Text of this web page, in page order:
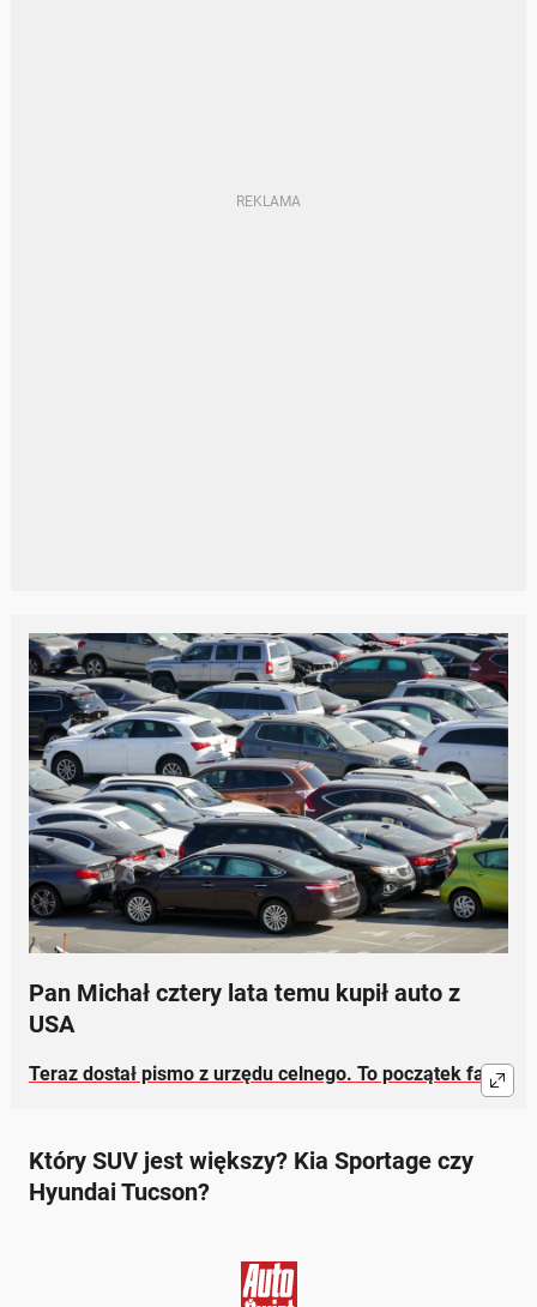
Pan Michał cztery lata temu kupił auto z
USA
Teraz dostał pismo z urzędu celnego. To początek fali
Który SUV jest większy? Kia Sportage czy
Hyundai Tucson?